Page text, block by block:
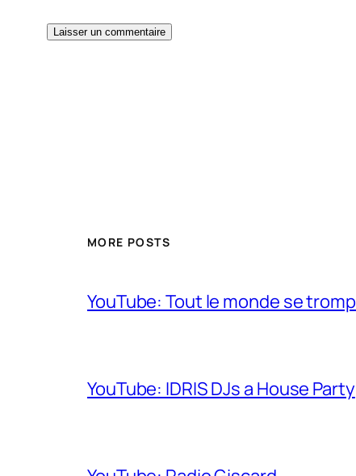
MORE POSTS
YouTube: Tout le monde se
YouTube: IDRIS DJs a House Party